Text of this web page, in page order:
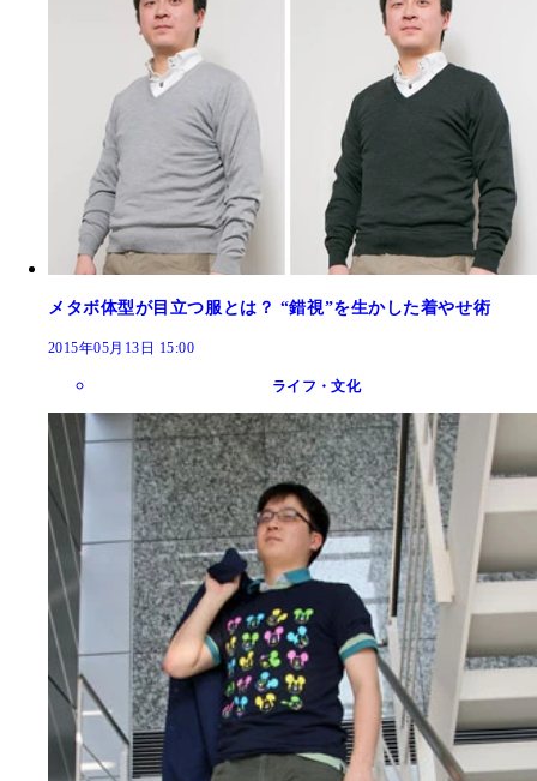
メタボ体型が目立つ服とは？ “錯視”を生かした着やせ術
2015年05月13日 15:00
ライフ・文化